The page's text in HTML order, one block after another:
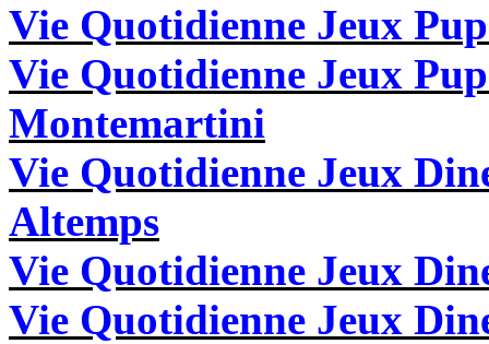
Vie Quotidienne Jeux
Vie Quotidienne Jeux
Montemartini
Vie Quotidienne Jeux
Altemps
Vie Quotidienne Jeux
Vie Quotidienne Jeux